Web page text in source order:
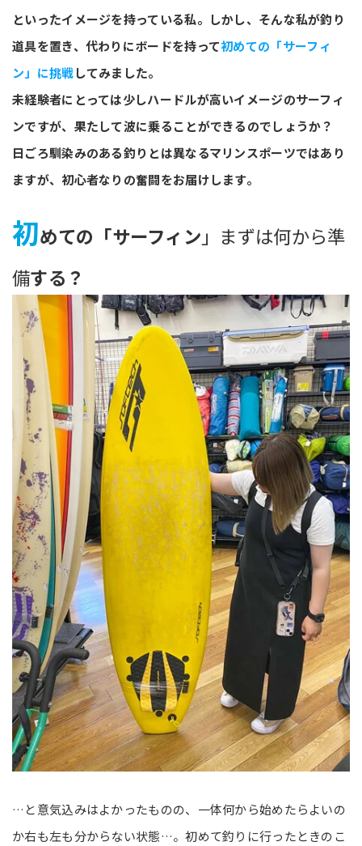
といったイメージを持っている私。しかし、そんな私が釣り
道具を置き、代わりにボードを持って初めての「サーフィ
ン」に挑戦してみました。
未経験者にとっては少しハードルが高いイメージのサーフィ
ンですが、果たして波に乗ることができるのでしょうか？
日ごろ馴染みのある釣りとは異なるマリンスポーツではあり
ますが、初心者なりの奮闘をお届けします。
初めての「サーフィン 」まずは何から準
備する？
…と意気込みはよかったものの、一体何から始めたらよいの
か右も左も分からない状態…。初めて釣りに行ったときのこ